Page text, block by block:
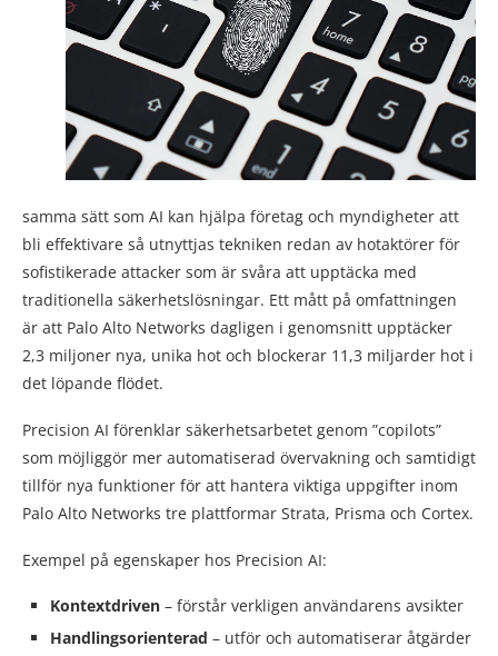
samma sätt som AI kan hjälpa företag och myndigheter att
bli effektivare så utnyttjas tekniken redan av hotaktörer för
sofistikerade attacker som är svåra att upptäcka med
traditionella säkerhetslösningar. Ett mått på omfattningen
är att Palo Alto Networks dagligen i genomsnitt upptäcker
2,3 miljoner nya, unika hot och blockerar 11,3 miljarder hot i
det löpande flödet.
Precision AI förenklar säkerhetsarbetet genom ”copilots”
som möjliggör mer automatiserad övervakning och samtidigt
tillför nya funktioner för att hantera viktiga uppgifter inom
Palo Alto Networks tre plattformar Strata, Prisma och Cortex.
Exempel på egenskaper hos Precision AI:
Kontextdriven – förstår verkligen användarens avsikter
Handlingsorienterad – utför och automatiserar åtgärder